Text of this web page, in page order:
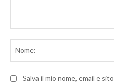
Salva il mio nome, email e